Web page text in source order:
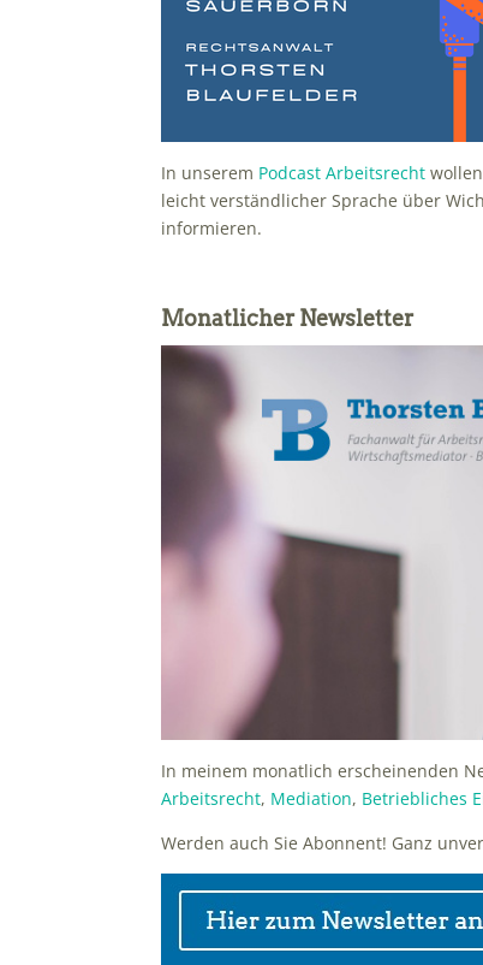
In unserem Podcast Arbeitsrecht wollen
leicht verständlicher Sprache über
informieren.
Monatlicher Newsletter
In meinem monatlich erscheinenden
Arbeitsrecht, Mediation, Betriebliches
Werden auch Sie Abonnent! Ganz